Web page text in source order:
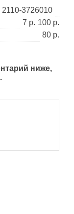
2110-3726010
100 р.
7 р.
80 р.
ниже,